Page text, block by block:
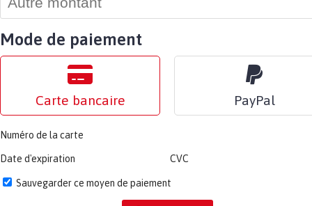
Mode de paiement
Carte bancaire PayPal
Numéro de la carte
Date d'expiration CVC
Sauvegarder ce moyen de paiement